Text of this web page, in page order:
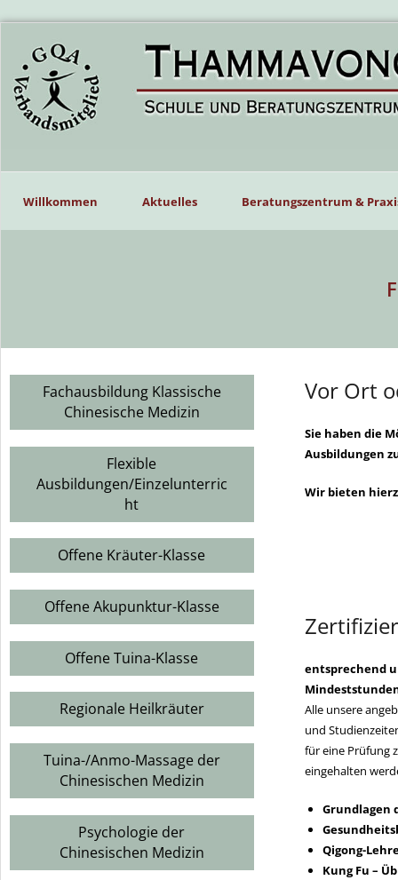
Willkommen Aktuelles Beratungszentrum &
Vor Ort
Sie haben die
Ausbildungen
Wir bieten
entsprechend
Alle unsere
und
für eine Prüfung
eingehalten
Grundlagen
Qigong-
Kung Fu –
Fachausbildung Klassische
Chinesische Medizin
Flexible
Ausbildungen/Einzelunterric
ht
Offene Kräuter-Klasse
Offene Akupunktur-Klasse
Offene Tuina-Klasse
Regionale Heilkräuter
Tuina-/Anmo-Massage der
Chinesischen Medizin
Psychologie der
Chinesischen Medizin